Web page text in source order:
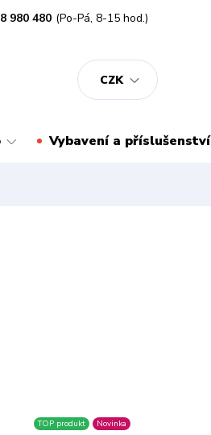
CZK
980 480 (Po-Pá, 8-15 hod.)
Vybavení a příslušenství
TOP produkt Novinka